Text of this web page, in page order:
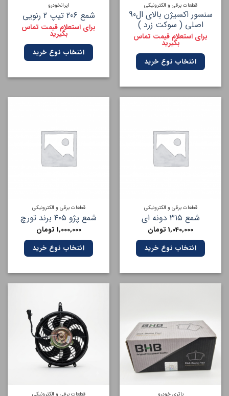
قطعات برقی و الکترونیکی
سنسور اکسیژن بالای ال90
اصلی ( سوکت زرد )
برای استعلام قیمت تماس
بگیرید
انتخاب نوع خرید
ایرانخودرو
شمع 206 تیپ 2 رنویی
برای استعلام قیمت تماس
بگیرید
انتخاب نوع خرید
قطعات برقی و الکترونیکی
شمع ۳۱۵ دونه ای
1,040,000تومان
انتخاب نوع خرید
قطعات برقی و الکترونیکی
شمع پژو ۴۰۵ برند تورچ
1,000,000 تومان
انتخاب نوع خرید
باتری خودرو قطعات برقی و الکترونیکی